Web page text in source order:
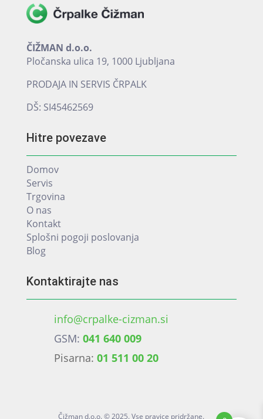
strani
ČIŽMAN d.o.o.
Pločanska ulica 19, 1000 Ljubljana
PRODAJA IN SERVIS ČRPALK
DŠ: SI45462569
Hitre povezave
Domov
Servis
Trgovina
O nas
Kontakt
Splošni pogoji poslovanja
Blog
Kontaktirajte nas
info@crpalke-cizman.si
GSM: 041 640 009
Pisarna: 01 511 00 20
Čižman d.o.o. © 2025. Vse pravice pridržane.